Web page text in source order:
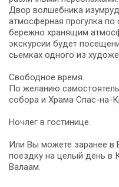
Двор волшебника
атмосферная прогулка
бережно хранящим
экскурсии будет
сьемках одного из
Свободное время.
По желанию
собора и Храма Спас-на-
Ночлег в гостинице.
Или Вы можете заранее в
поездку на целый день в
Валаам.